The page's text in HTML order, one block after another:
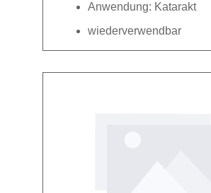
Anwendung: Katarakt
wiederverwendbar
Datenblatt